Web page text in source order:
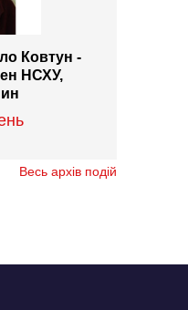
Ковтун -
НСХУ,
Весь архів подій